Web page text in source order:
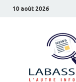
10 août 2026